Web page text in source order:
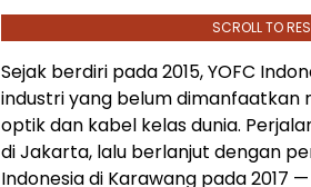
SCROLL TO
Sejak berdiri pada 2015, YOFC
industri yang belum
optik dan kabel kelas dunia.
diJakarta, lalu berlanjut dengan
Indonesia di Karawang pada 2017